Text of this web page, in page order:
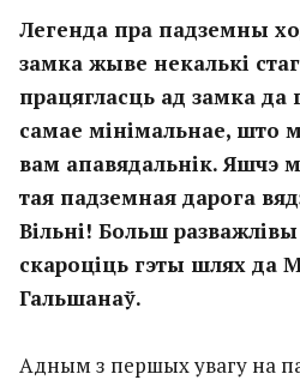
Легенда пра падземны
замка жыве некалькі
працягласць ад замка да
самае мінімальнае, што
вам апавядальнік. Яшчэ
тая падземная дарога
Вільні! Больш
скароціць гэты шлях да
Гальшанаў.
Адным з першых увагу на